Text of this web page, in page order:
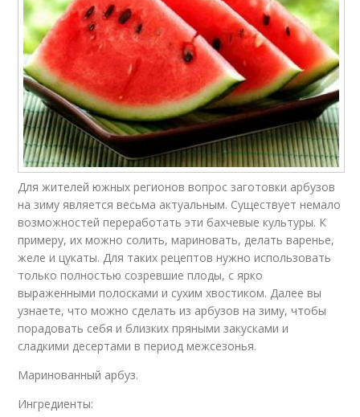
Для жителей южных регионов вопрос заготовки арбузов
на зиму является весьма актуальным. Существует немало
возможностей переработать эти бахчевые культуры. К
примеру, их можно солить, мариновать, делать варенье,
желе и цукаты. Для таких рецептов нужно использовать
только полностью созревшие плоды, с ярко
выраженными полосками и сухим хвостиком. Далее вы
узнаете, что можно сделать из арбузов на зиму, чтобы
порадовать себя и близких пряными закусками и
сладкими десертами в период межсезонья.
Маринованный арбуз.
Ингредиенты: